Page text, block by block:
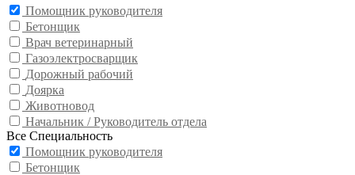
Помощник руководителя
Бетонщик
Врач ветеринарный
Газоэлектросварщик
Дорожный рабочий
Доярка
Животновод
Начальник / Руководитель отдела
Все Специальность
Помощник руководителя
Бетонщик